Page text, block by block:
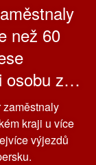
než 60
osobu z
zaměstnaly
kraji u více
výjezdů